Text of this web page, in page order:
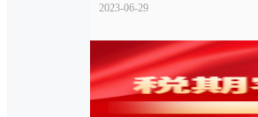
2023-06-29